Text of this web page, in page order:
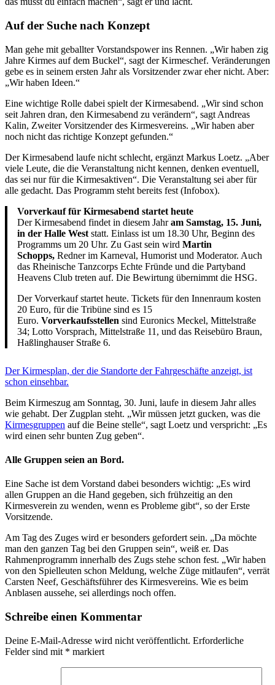
Auf der Suche nach Konzept
Man gehe mit geballter Vorstandspower ins Rennen. „Wir haben zig
Jahre Kirmes auf dem Buckel“, sagt der Kirmeschef. Veränderungen
gebe es in seinem ersten Jahr als Vorsitzender zwar eher nicht. Aber:
„Wir haben Ideen.“
Eine wichtige Rolle dabei spielt der Kirmesabend. „Wir sind schon
seit Jahren dran, den Kirmesabend zu verändern“, sagt Andreas
Kalin, Zweiter Vorsitzender des Kirmesvereins. „Wir haben aber
noch nicht das richtige Konzept gefunden.“
Der Kirmesabend laufe nicht schlecht, ergänzt Markus Loetz. „Aber
viele Leute, die die Veranstaltung nicht kennen, denken eventuell,
das sei nur für die Kirmesaktiven“. Die Veranstaltung sei aber für
alle gedacht. Das Programm steht bereits fest (Infobox).
Vorverkauf für Kirmesabend startet heute
Der Kirmesabend findet in diesem Jahram Samstag, 15. Juni,
in der Halle West statt. Einlass ist um 18.30 Uhr, Beginn des
Programms um 20 Uhr. Zu Gast sein wird Martin
Schopps, Redner im Karneval, Humorist und Moderator. Auch
das Rheinische Tanzcorps Echte Fründe und die Partyband
Heavens Club treten auf. Die Bewirtung übernimmt die HSG.
Der Vorverkauf startet heute. Tickets für den Innenraum kosten
20 Euro, für die Tribüne sind es 15
Euro. Vorverkaufsstellen sind Euronics Meckel, Mittelstraße
34; Lotto Vorsprach, Mittelstraße 11, und das Reisebüro Braun,
Haßlinghauser Straße 6.
Der Kirmesplan, der die Standorte der Fahrgeschäfte anzeigt, ist
schon einsehbar.
Beim Kirmeszug am Sonntag, 30. Juni, laufe in diesem Jahr alles
wie gehabt. Der Zugplan steht. „Wir müssen jetzt gucken, was die
Kirmesgruppen auf die Beine stelle“, sagt Loetz und verspricht: „Es
wird einen sehr bunten Zug geben“.
Alle Gruppen seien an Bord.
Eine Sache ist dem Vorstand dabei besonders wichtig: „Es wird
allen Gruppen an die Hand gegeben, sich frühzeitig an den
Kirmesverein zu wenden, wenn es Probleme gibt“, so der Erste
Vorsitzende.
Am Tag des Zuges wird er besonders gefordert sein. „Da möchte
man den ganzen Tag bei den Gruppen sein“, weiß er. Das
Rahmenprogramm innerhalb des Zugs stehe schon fest. „Wir haben
von den Spielleuten schon Meldung, welche Züge mitlaufen“, verrät
Carsten Neef, Geschäftsführer des Kirmesvereins. Wie es beim
Anblasen aussehe, sei allerdings noch offen.
Schreibe einen Kommentar
Deine E-Mail-Adresse wird nicht veröffentlicht. Erforderliche
Felder sind mit * markiert